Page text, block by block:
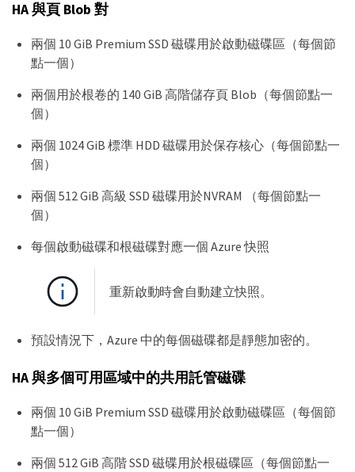
HA 與頁 Blob 對
兩個 10 GiB Premium SSD 磁碟用於啟動磁碟區（每個節
點一個）
兩個用於根卷的 140 GiB 高階儲存頁 Blob（每個節點一
個）
兩個 1024 GiB 標準 HDD 磁碟用於保存核心（每個節點一
個）
兩個 512 GiB 高級 SSD 磁碟用於NVRAM （每個節點一
個）
每個啟動磁碟和根磁碟對應一個 Azure 快照
重新啟動時會自動建立快照。
預設情況下，Azure 中的每個磁碟都是靜態加密的。
HA 與多個可用區域中的共用託管磁碟
兩個 10 GiB Premium SSD 磁碟用於啟動磁碟區（每個節
點一個）
兩個 512 GiB 高階 SSD 磁碟用於根磁碟區（每個節點一